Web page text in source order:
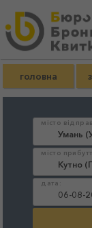
головна
місто
місто
дата: